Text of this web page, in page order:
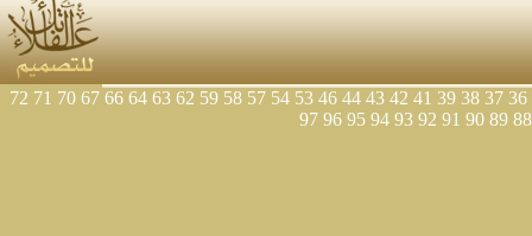
36
37
38
39
41
42
43
44
46
53
54
57
58
59
62
63
64
66
67
70
71
72
88
89
90
91
92
93
94
95
96
97